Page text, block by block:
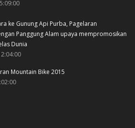
ke Gunung Api Purba, Pagelaran
Panggung Alam upaya mempromosikan
Dunia
Mountain Bike 2015